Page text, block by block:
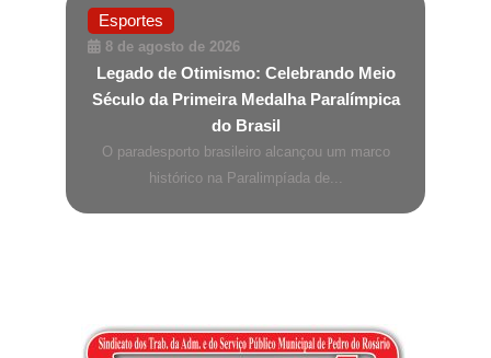
Esportes
8 de agosto de 2026
Legado de Otimismo: Celebrando Meio
Século da Primeira Medalha Paralímpica
do Brasil
O paradesporto brasileiro alcançou um marco
histórico na Paralimpíada de...